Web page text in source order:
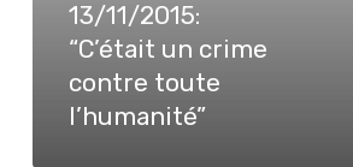
toute
l’humanité”
13/11/2015:
“C’était un crime
contre toute
l’humanité”